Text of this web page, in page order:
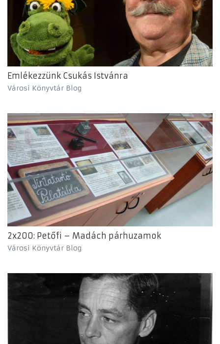
Emlékezzünk Csukás Istvánra
Városi Könyvtár Blog
2x200: Petőfi – Madách párhuzamok
Városi Könyvtár Blog